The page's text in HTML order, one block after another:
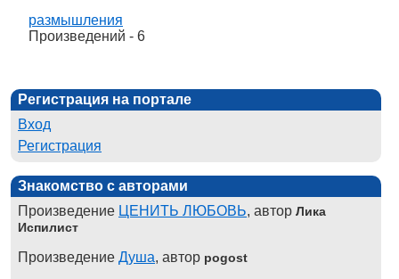
размышления
Произведений - 6
Регистрация на портале
Вход
Регистрация
Знакомство с авторами
Произведение ЦЕНИТЬ ЛЮБОВЬ, автор Лика
Испилист
Произведение Душа, автор pogost